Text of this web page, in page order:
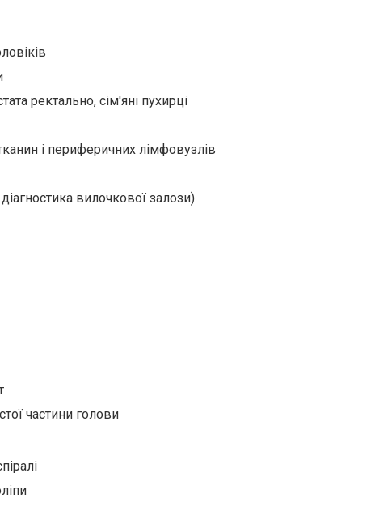
ректально, сім'яні пухирці
і периферичних лімфовузлів
вилочкової залози)
частини голови